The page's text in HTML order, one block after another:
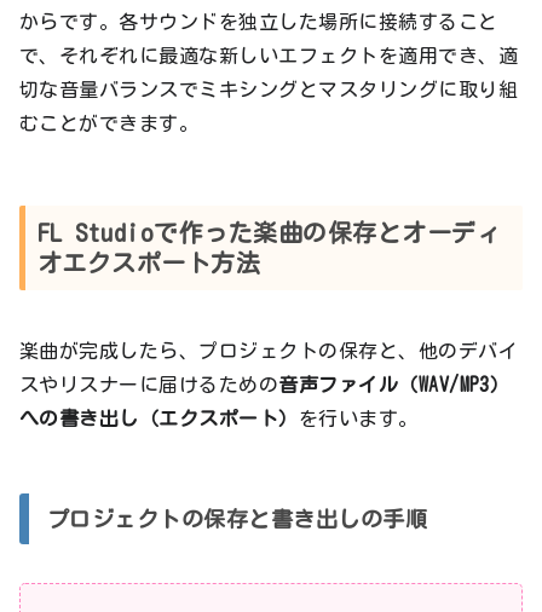
からです。各サウンドを独立した場所に接続すること
で、それぞれに最適な新しいエフェクトを適用でき、適
切な音量バランスでミキシングとマスタリングに取り組
むことができます。
FL Studioで作った楽曲の保存とオーディ
オエクスポート方法
楽曲が完成したら、プロジェクトの保存と、他のデバイ
スやリスナーに届けるための音声ファイル（WAV/MP3）
への書き出し（エクスポート） を行います。
プロジェクトの保存と書き出しの手順